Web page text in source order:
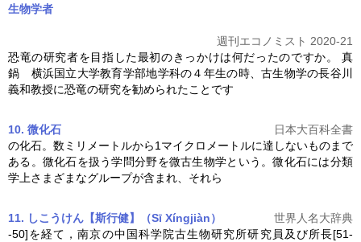
生物学者
週刊エコノミスト 2020-21
恐竜の研究者を目指した最初のきっかけは何だったのですか。 真
鍋 横浜国立大学教育学部地学科の４年生の時、古生物学の長谷川
義和教授に恐竜の研究を勧められたことです
10. 微化石
日本大百科全書
の化石。数ミリメートルから1マイクロメートルに達しないものまで
ある。微化石を扱う学問分野を微古生物学という。微化石には分類
学上さまざまなグループが含まれ、それら
11. しこうけん 【斯行健】（Sī Xíngjiàn）
世界人名大辞典
-50]を経て，南京の中国科学院古生物研究所研究員及び所長[51-